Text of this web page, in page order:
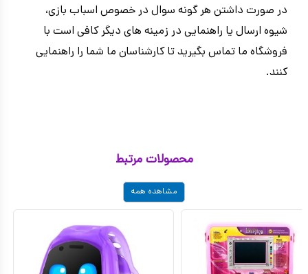
در صورت داشتن هر گونه سوال در خصوص اسباب بازی،
شیوه ارسال یا راهنمایی در زمینه های دیگر کافی است با
فروشگاه ما تماس بگیرید تا کارشناسان ما شما را راهنمایی
کنند.
محصولات مرتبط
مشاهده همه